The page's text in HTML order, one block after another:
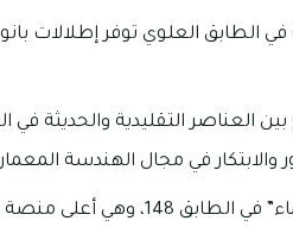
مراقبة في الطابق العلوي توفر
العناصر التقليدية والحديثة في
في مجال الهندسة
يتضمن برج خليفة منصة مراقبة تسمى “عرش